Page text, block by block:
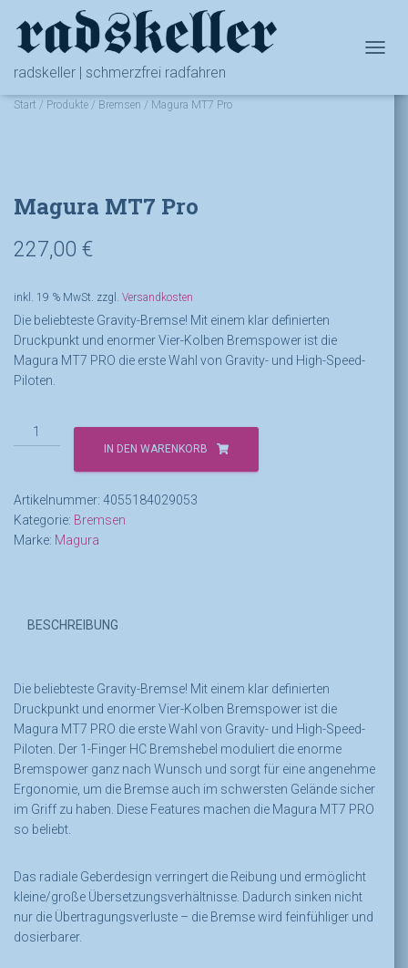
radskeller | schmerzfrei radfahren
Start / Produkte / Bremsen / Magura MT7 Pro
Magura MT7 Pro
227,00 €
inkl. 19 % MwSt. zzgl. Versandkosten
Die beliebteste Gravity-Bremse! Mit einem klar definierten
Druckpunkt und enormer Vier-Kolben Bremspower ist die
Magura MT7 PRO die erste Wahl von Gravity- und High-Speed-
Piloten.
Magura
MT7
IN DEN WARENKORB
Artikelnummer: 4055184029053
Kategorie: Bremsen
Marke: Magura
BESCHREIBUNG
Die beliebteste Gravity-Bremse! Mit einem klar definierten
Druckpunkt und enormer Vier-Kolben Bremspower ist die
Magura MT7 PRO die erste Wahl von Gravity- und High-Speed-
Piloten. Der 1-Finger HC Bremshebel moduliert die enorme
Bremspower ganz nach Wunsch und sorgt für eine angenehme
Ergonomie, um die Bremse auch im schwersten Gelände sicher
im Griff zu haben. Diese Features machen die Magura MT7 PRO
so beliebt.
Das radiale Geberdesign verringert die Reibung und ermöglicht
kleine/große Übersetzungsverhältnisse. Dadurch sinken nicht
nur die Übertragungsverluste – die Bremse wird feinfühliger und
dosierbarer.